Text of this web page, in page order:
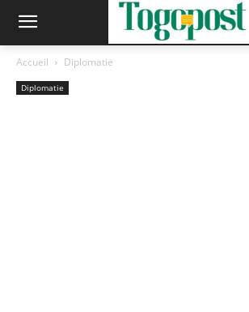
Accueil Diplomatie
Diplomatie